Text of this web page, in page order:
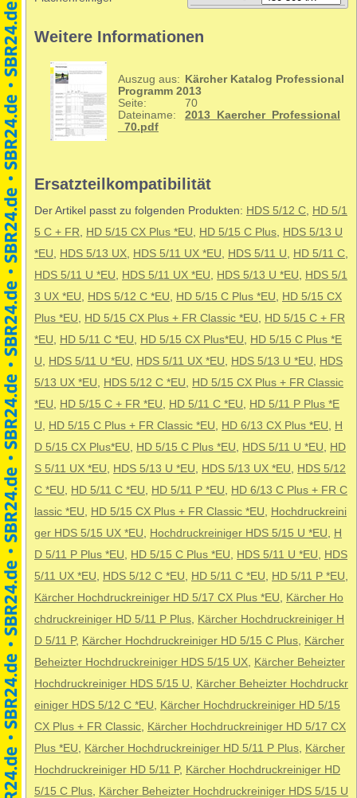
Weitere Informationen
Auszug aus:
Kärcher Katalog Professional
Programm 2013
Seite:
70
Dateiname:
2013_Kaercher_Professional
_70.pdf
Ersatzteilkompatibilität
Der Artikel passt zu folgenden Produkten: HDS 5/12 C HD 5/1
5 C + FR
HD 5/15 CX Plus *EU HD 5/15 C Plus HDS 5/13 U
*EU
HDS 5/13 UX HDS 5/11 UX *EU HDS 5/11 U HD 5/11 C
HDS 5/11 U *EU
HDS 5/11 UX *EU HDS 5/13 U *EU
HDS 5/1
3 UX *EU
HDS 5/12 C *EU HD 5/15 C Plus *EU
HD 5/15 CX
Plus *EU
HD 5/15 CX Plus + FR Classic *EU
HD 5/15 C + FR
*EU
HD 5/11 C *EU HD 5/15 CX Plus*EU
HD 5/15 C Plus *E
U
HDS 5/11 U *EU HDS 5/11 UX *EU HDS 5/13 U *EU
HDS
5/13 UX *EU
HDS 5/12 C *EU
HD 5/15 CX Plus + FR Classic
*EU
HD 5/15 C + FR *EU HD 5/11 C *EU
HD 5/11 P Plus *E
U
HD 5/15 C Plus + FR Classic *EU HD 6/13 CX Plus *EU
H
D 5/15 CX Plus*EU
HD 5/15 C Plus *EU HDS 5/11 U *EU
HD
S 5/11 UX *EU
HDS 5/13 U *EU HDS 5/13 UX *EU
HDS 5/12
C *EU
HD 5/11 C *EU HD 5/11 P *EU
HD 6/13 C Plus + FR C
lassic *EU
HD 5/15 CX Plus + FR Classic *EU
Hochdruckreini
ger HDS 5/15 UX *EU
Hochdruckreiniger HDS 5/15 U *EU
H
D 5/11 P Plus *EU
HD 5/15 C Plus *EU HDS 5/11 U *EU
HDS
5/11 UX *EU
HDS 5/12 C *EU HD 5/11 C *EU HD 5/11 P *EU
Kärcher Hochdruckreiniger HD 5/17 CX Plus *EU
Kärcher Ho
chdruckreiniger HD 5/11 P Plus Kärcher Hochdruckreiniger H
D 5/11 P, Kärcher Hochdruckreiniger HD 5/15 C Plus Kärcher
Beheizter Hochdruckreiniger HDS 5/15 UX Kärcher Beheizter
Hochdruckreiniger HDS 5/15 U
Kärcher Beheizter Hochdruckr
einiger HDS 5/12 C *EU
Kärcher Hochdruckreiniger HD 5/15
CX Plus + FR Classic Kärcher Hochdruckreiniger HD 5/17 CX
Plus *EU
Kärcher Hochdruckreiniger HD 5/11 P Plus Kärcher
Hochdruckreiniger HD 5/11 P, Kärcher Hochdruckreiniger HD
5/15 C Plus Kärcher Beheizter Hochdruckreiniger HDS 5/15 U